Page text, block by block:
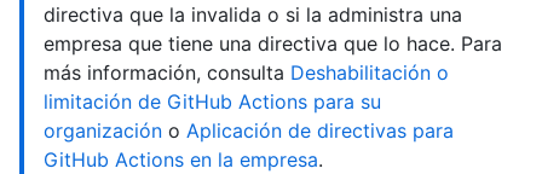
directiva que la invalida o si la administra una
empresa que tiene una directiva que lo hace. Para
más información, consulta Deshabilitación o
limitación de GitHub Actions para su
organización o Aplicación de directivas para
GitHub Actions en la empresa.